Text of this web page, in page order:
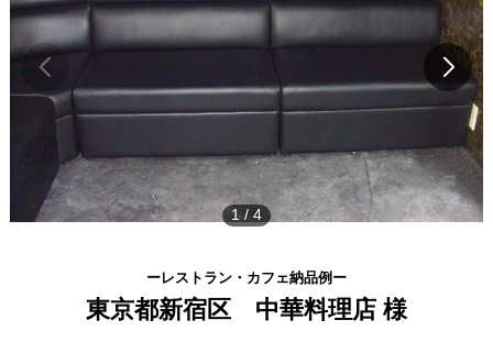
1/ 4
ーレストラン・カフェ納品例ー
東京都新宿区 中華料理店 様